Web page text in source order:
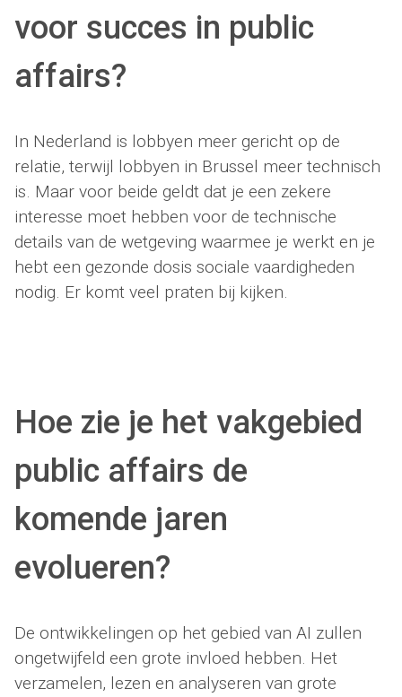
voor succes in public
affairs?
In Nederland is lobbyen meer gericht op de
relatie, terwijl lobbyen in Brussel meer technisch
is. Maar voor beide geldt dat je een zekere
interesse moet hebben voor de technische
details van de wetgeving waarmee je werkt en je
hebt een gezonde dosis sociale vaardigheden
nodig. Er komt veel praten bij kijken.
Hoe zie je het vakgebied
public affairs de
komende jaren
evolueren?
De ontwikkelingen op het gebied van AI zullen
ongetwijfeld een grote invloed hebben. Het
verzamelen, lezen en analyseren van grote